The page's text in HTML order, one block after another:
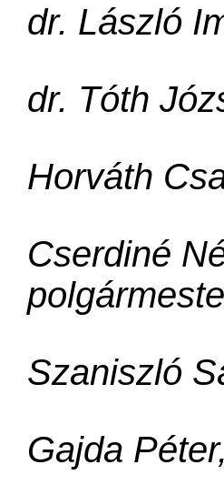
dr. László
dr. Tóth
Horváth
Cserdiné
Szaniszló
Gajda